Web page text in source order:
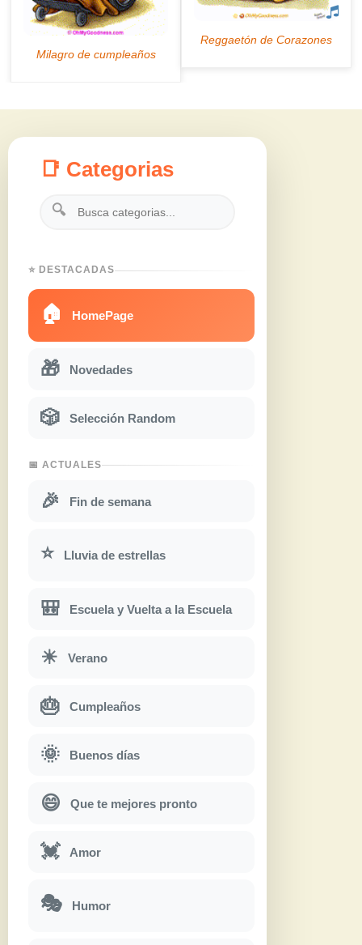
📑 Categorias
🔍
⭐ DESTACADAS
🏠 HomePage
🎁 Novedades
🎲 Selección Random
📅 ACTUALES
🎉 Fin de semana
⭐ Lluvia de estrellas
🎒 Escuela y Vuelta a la Escuela
☀ Verano
🎂 Cumpleaños
🌞 Buenos días
😄 Que te mejores pronto
💓 Amor
🎭 Humor